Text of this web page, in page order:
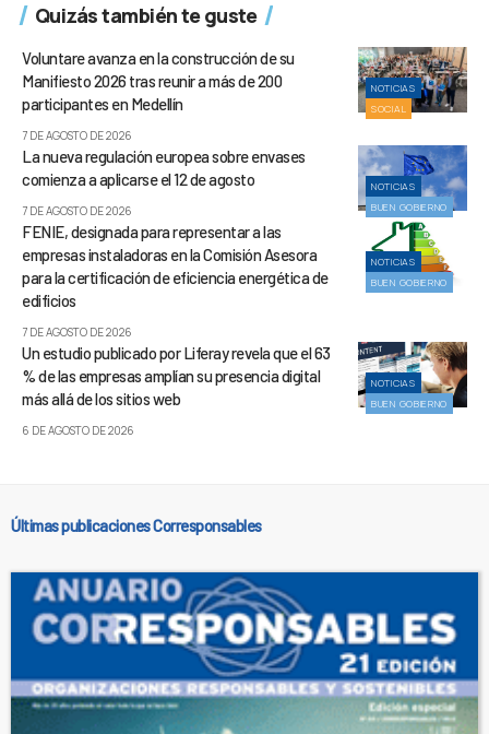
Quizás también te guste
NOTICIAS
SOCIAL
Voluntare avanza en la construcción de su
Manifiesto 2026 tras reunir a más de 200
participantes en Medellín
7 DE AGOSTO DE 2026
NOTICIAS
BUEN GOBIERNO
La nueva regulación europea sobre envases
comienza a aplicarse el 12 de agosto
7 DE AGOSTO DE 2026
NOTICIAS
BUEN GOBIERNO
FENIE, designada para representar a las
empresas instaladoras en la Comisión Asesora
para la certificación de eficiencia energética de
edificios
7 DE AGOSTO DE 2026
NOTICIAS
BUEN GOBIERNO
Un estudio publicado por Liferay revela que el 63
% de las empresas amplían su presencia digital
más allá de los sitios web
6 DE AGOSTO DE 2026
Últimas publicaciones Corresponsables